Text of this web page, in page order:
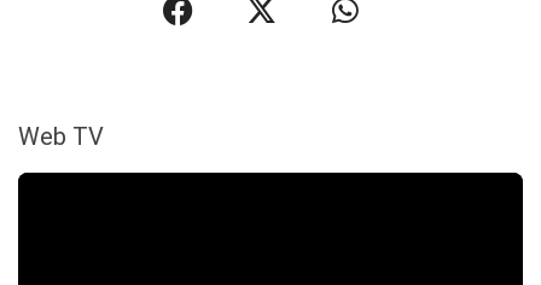
Web TV